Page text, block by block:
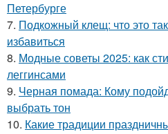
Петербурге
7. Подкожный клещ: что это
избавиться
8. Модные советы 2025: как
леггинсами
9. Черная помада: Кому
выбрать тон
10. Какие традиции